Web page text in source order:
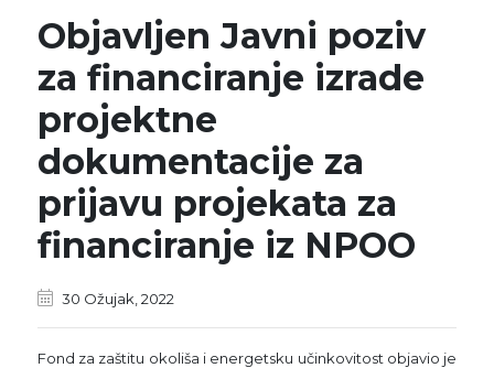
Objavljen Javni poziv
za financiranje izrade
projektne
dokumentacije za
prijavu projekata za
financiranje iz NPOO
30 Ožujak, 2022
Fond za zaštitu okoliša i energetsku učinkovitost objavio je